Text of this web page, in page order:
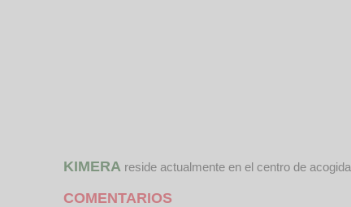
KIMERA reside actualmente en el centro de acogida
COMENTARIOS